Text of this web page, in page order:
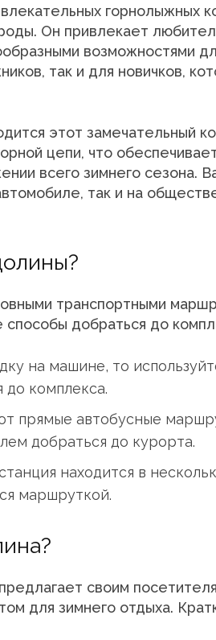
горнолыжных
Он привлекает
возможностями
так и для новичков,
этот замечательный
цепи, что
всего зимнего сезона.
так и на
транспортными
добраться до
на машине, то
комплекса.
прямые автобусные
добраться до курорта.
находится в
маршруткой.
своим
для зимнего отдыха.